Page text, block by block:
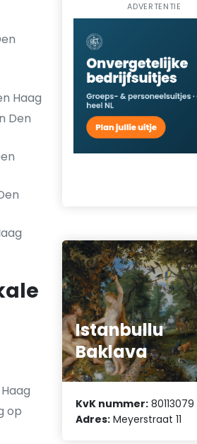
Haag
Den
op
ADVERTENTIE
Istanbullu
Baklava
KvK nummer: 80113079
Adres: Meyerstraat 11